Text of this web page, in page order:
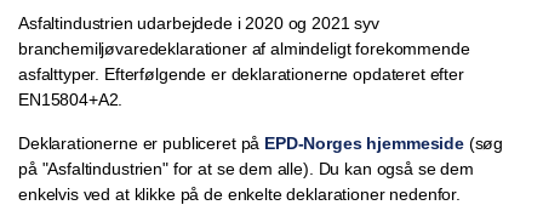
Asfaltindustrien udarbejdede i 2020 og 2021 syv
branchemiljøvaredeklarationer af almindeligt forekommende
asfalttyper. Efterfølgende er deklarationerne opdateret efter
EN15804+A2.
Deklarationerne er publiceret på EPD-Norges hjemmeside(søg
på "Asfaltindustrien" for at se dem alle). Du kan også se dem
enkelvis ved at klikke på de enkelte deklarationer nedenfor.